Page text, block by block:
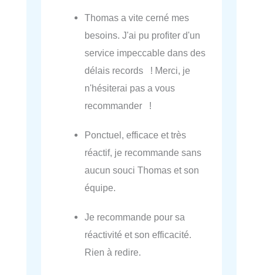
Thomas a vite cerné mes
besoins. J'ai pu profiter d'un
service impeccable dans des
délais records ! Merci, je
n'hésiterai pas a vous
recommander !
Ponctuel, efficace et très
réactif, je recommande sans
aucun souci Thomas et son
équipe.
Je recommande pour sa
réactivité et son efficacité.
Rien à redire.